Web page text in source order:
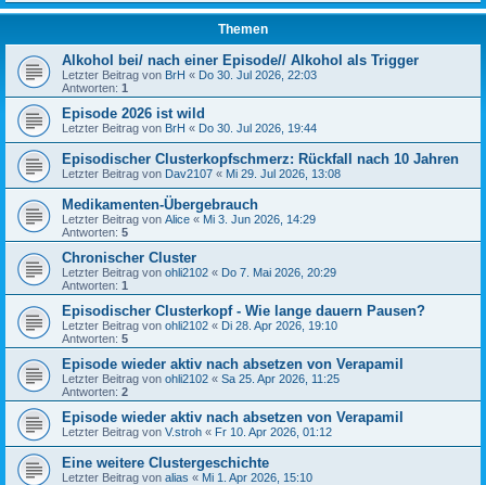
Themen
Alkohol bei/ nach einer Episode// Alkohol als Trigger
Letzter Beitrag von BrH « Do 30. Jul 2026, 22:03
Antworten: 1
Episode 2026 ist wild
Letzter Beitrag von BrH « Do 30. Jul 2026, 19:44
Episodischer Clusterkopfschmerz: Rückfall nach 10 Jahren
Letzter Beitrag von Dav2107 « Mi 29. Jul 2026, 13:08
Medikamenten-Übergebrauch
Letzter Beitrag von Alice « Mi 3. Jun 2026, 14:29
Antworten: 5
Chronischer Cluster
Letzter Beitrag von ohli2102 « Do 7. Mai 2026, 20:29
Antworten: 1
Episodischer Clusterkopf - Wie lange dauern Pausen?
Letzter Beitrag von ohli2102 « Di 28. Apr 2026, 19:10
Antworten: 5
Episode wieder aktiv nach absetzen von Verapamil
Letzter Beitrag von ohli2102 « Sa 25. Apr 2026, 11:25
Antworten: 2
Episode wieder aktiv nach absetzen von Verapamil
Letzter Beitrag von V.stroh « Fr 10. Apr 2026, 01:12
Eine weitere Clustergeschichte
Letzter Beitrag von alias « Mi 1. Apr 2026, 15:10